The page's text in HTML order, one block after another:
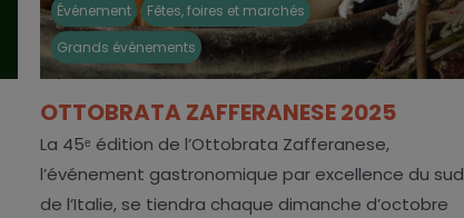
Événement
Fêtes, foires et marchés
Grands événements
OTTOBRATA ZAFFERANESE 2025
La 45ᵉ édition de l’Ottobrata Zafferanese,
l’événement gastronomique par excellence du sud
de l’Italie, se tiendra chaque dimanche d’octobre